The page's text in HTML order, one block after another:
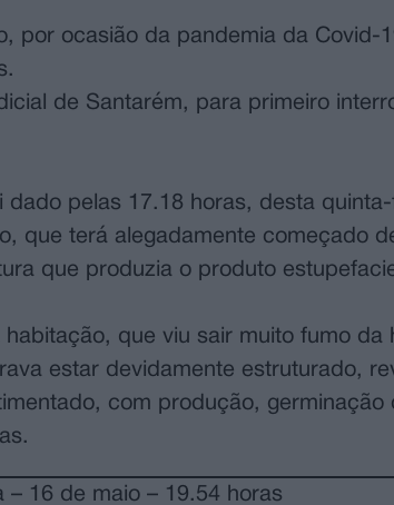
por ocasião da pandemia da Covid-
de Santarém, para primeiro
pelas 17.18 horas, desta
que terá alegadamente começado
que produzia o produto
que viu sair muito fumo da
estar devidamente estruturado,
com produção,
– 16 de maio – 19.54 horas